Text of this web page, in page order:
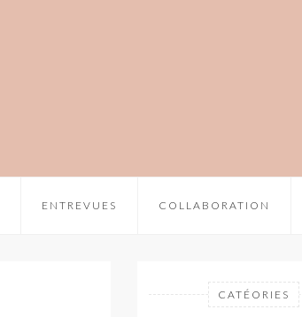
ENTREVUES COLLABORATION
CATÉORIES